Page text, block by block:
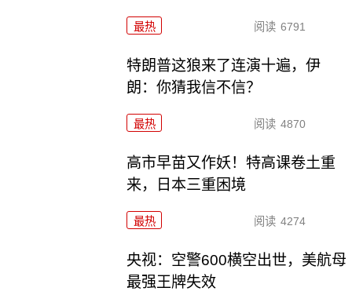
最热 阅读 6791
特朗普这狼来了连演十遍，伊
朗：你猜我信不信？
最热 阅读 4870
高市早苗又作妖！特高课卷土重
来，日本三重困境
最热 阅读 4274
央视：空警600横空出世，美航母
最强王牌失效